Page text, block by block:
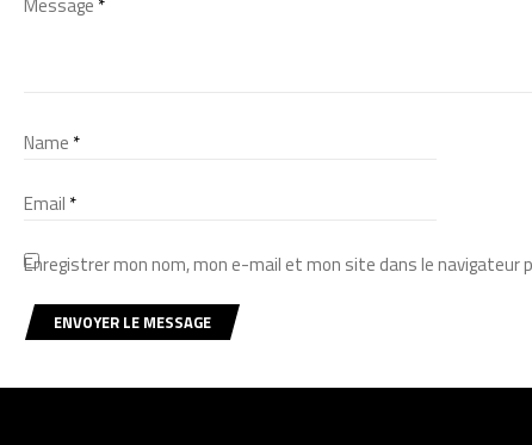
Message *
Name *
Email *
Enregistrer mon nom, mon e-mail et mon site dans le navigateur